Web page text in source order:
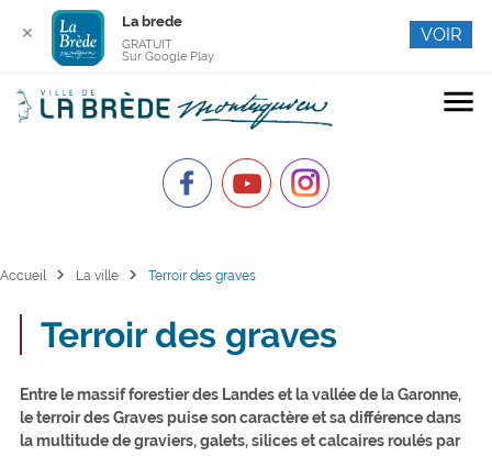
menu
Accueil chevron_right La ville chevron_right Terroir des graves
Terroir des graves
Entre le massif forestier des Landes et la vallée de la Garonne,
le terroir des Graves puise son caractère et sa différence dans
la multitude de graviers, galets, silices et calcaires roulés par
✕
La brede
GRATUIT
Sur Google Play
VOIR